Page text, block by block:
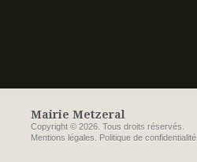
Mairie Metzeral
Copyright © 2026. Tous droits réservés.
Mentions légales
Politique de confidentialité.